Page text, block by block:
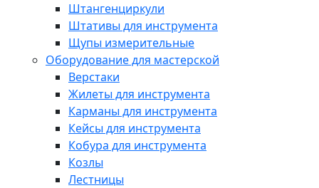
Штангенциркули
Штативы для инструмента
Щупы измерительные
Оборудование для мастерской
Верстаки
Жилеты для инструмента
Карманы для инструмента
Кейсы для инструмента
Кобура для инструмента
Козлы
Лестницы